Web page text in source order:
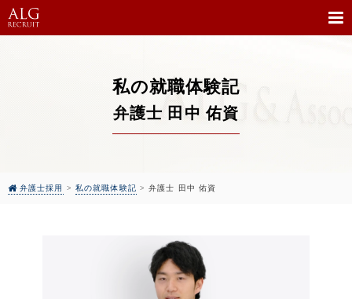
私の就職体験記
弁護士 田中 佑資
弁護士採用 > 私の就職体験記 >弁護士 田中 佑資